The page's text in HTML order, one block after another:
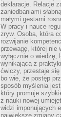
deklaracje. Relacje
zaniedbaniami
małymi gestami
W pracy i nauce
zryw. Osoba, która
rozwijanie
przewagę, której nie
wyłącznie o
wynikającą z
ćwiczy, przestaje
bo wie, że postęp
sposób myślenia
który promuje
z nauki nowej
widzi imponujących
największe zmiany